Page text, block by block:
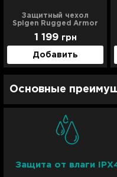
Защитный чехол
Spigen Rugged Armor
(2nd/1st gen) (Black)
1 199 грн
Добавить
Основные
Защита от влаги